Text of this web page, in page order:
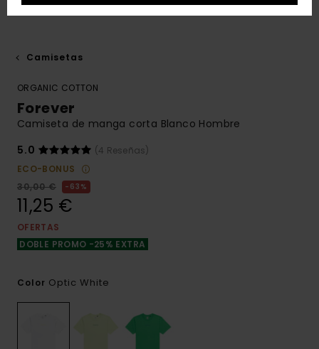
Camisetas
ORGANIC COTTON
Forever
Camiseta de manga corta Blanco Hombre
5.0
(4 Reseñas)
ECO-BONUS
30,00 €
63%
11,25 €
OFERTAS
DOBLE PROMO -25% EXTRA
Color Optic White